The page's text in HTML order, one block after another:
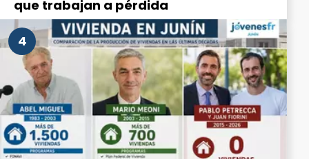
que trabajan a pérdida
4